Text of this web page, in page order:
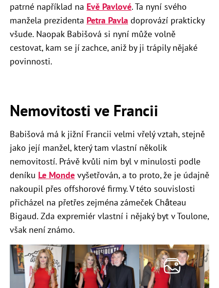
patrné například na Evě Pavlové. Ta nyní svého
manžela prezidenta Petra Pavla doprovází prakticky
všude. Naopak Babišová si nyní může volně
cestovat, kam se jí zachce, aniž by ji trápily nějaké
povinnosti.
Nemovitosti ve Francii
Babišová má k jižní Francii velmi vřelý vztah, stejně
jako její manžel, který tam vlastní několik
nemovitostí. Právě kvůli nim byl v minulosti podle
deníku Le Monde vyšetřován, a to proto, že je údajně
nakoupil přes offshorové firmy. V této souvislosti
přicházel na přetřes zejména zámeček Château
Bigaud. Zda expremiér vlastní i nějaký byt v Toulone,
však není známo.